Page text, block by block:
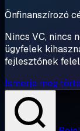
Önfinanszírozó
Nincs VC, nincs
ügyfelek
fejlesztőnek
Ismerje meg